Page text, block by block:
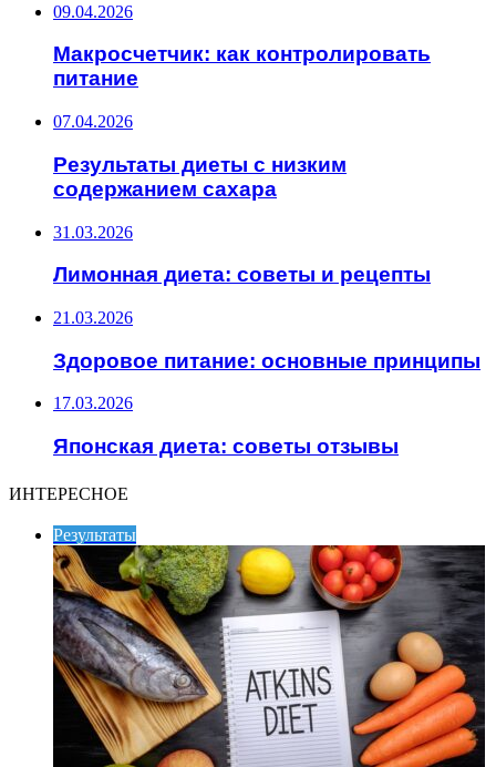
09.04.2026
Макросчетчик: как контролировать
питание
07.04.2026
Результаты диеты с низким
содержанием сахара
31.03.2026
Лимонная диета: советы и рецепты
21.03.2026
Здоровое питание: основные принципы
17.03.2026
Японская диета: советы отзывы
ИНТЕРЕСНОЕ
Результаты